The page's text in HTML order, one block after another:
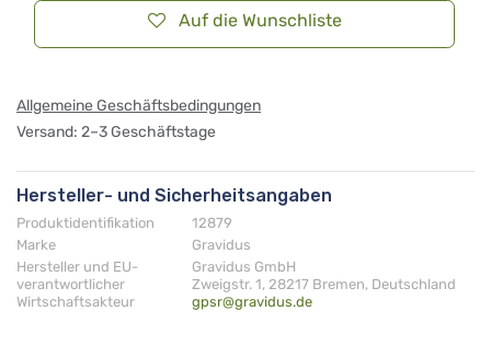
Auf die Wunschliste
Allgemeine Geschäftsbedingungen
Versand: 2–3 Geschäftstage
Hersteller- und Sicherheitsangaben
Produktidentifikation
12879
Marke
Gravidus
Hersteller und EU-
verantwortlicher
Wirtschaftsakteur
Gravidus GmbH
Zweigstr. 1, 28217 Bremen, Deutschland
gpsr@gravidus.de